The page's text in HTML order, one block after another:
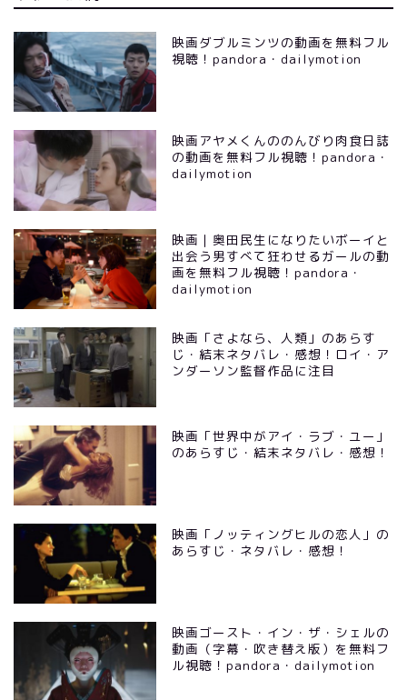
映画ダブルミンツの動画を無料フル
視聴！pandora・dailymotion
映画アヤメくんののんびり肉食日誌
の動画を無料フル視聴！pandora・
dailymotion
映画｜奥田民生になりたいボーイと
出会う男すべて狂わせるガールの動
画を無料フル視聴！pandora・
dailymotion
映画「さよなら、人類」のあらす
じ・結末ネタバレ・感想！ロイ・ア
ンダーソン監督作品に注目
映画「世界中がアイ・ラブ・ユー」
のあらすじ・結末ネタバレ・感想！
映画「ノッティングヒルの恋人」の
あらすじ・ネタバレ・感想！
映画ゴースト・イン・ザ・シェルの
動画（字幕・吹き替え版）を無料フ
ル視聴！pandora・dailymotion